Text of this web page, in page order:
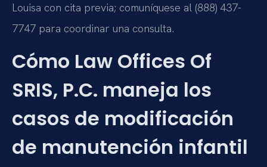
Louisa con cita previa; comuníquese al (888) 437-
7747 para coordinar una consulta.
Cómo Law Offices Of
SRIS, P.C. maneja los
casos de modificación
de manutención infantil